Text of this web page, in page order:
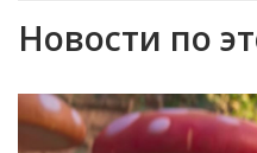
Новости по